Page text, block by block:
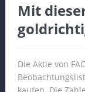
Mit
Die Aktie von